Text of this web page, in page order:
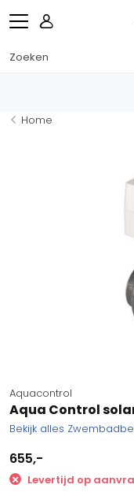
Home
Aquacontrol
Aqua Control
Bekijk alles
655,-
Levertijd op